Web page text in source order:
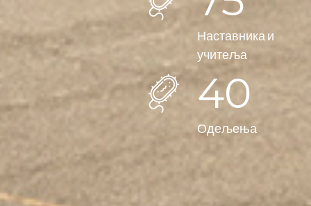
Наставника и
41
Одељења